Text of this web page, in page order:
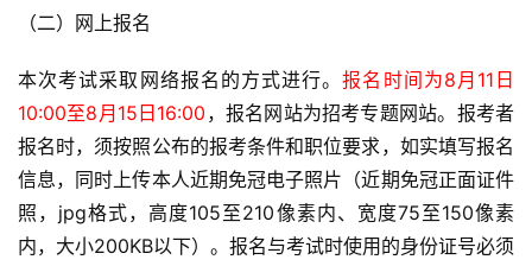
（二）网上报名
本次考试采取网络报名的方式进行。报名时间为8月11日
10:00至8月15日16:00 ，报名网站为招考专题网站。报考者
报名时，须按照公布的报考条件和职位要求，如实填写报名
信息，同时上传本人近期免冠电子照片（近期免冠正面证件
照，jpg格式，高度105至210像素内、宽度75至150像素
内，大小200KB以下）。报名与考试时使用的身份证号必须